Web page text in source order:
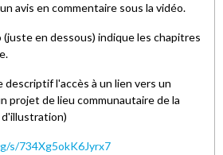
avis en commentaire sous la vidéo.
en dessous) indique les chapitres
descriptif l'accès à un lien vers un
projet de lieu communautaire de la
s/734Xg5okK6Jyrx7